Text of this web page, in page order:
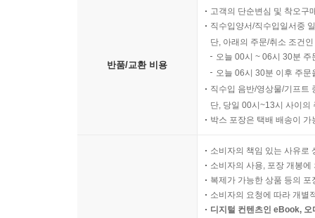
반품/교환 비용
고객의 단순변심 및 착오구
직수입양서/직수입일서중
단, 아래의 주문/취소 조건
오늘 00시 ~ 06시 30분
오늘 06시 30분 이후 주
직수입 음반/영상물/기프트
단, 당일 00시~13시 사이의
박스 포장은 택배 배송이
소비자의 책임 있는 사유로
소비자의 사용, 포장 개봉
복제가 가능한 상품 등의
소비자의 요청에 따라 개별
디지털 컨텐츠인 eBook,